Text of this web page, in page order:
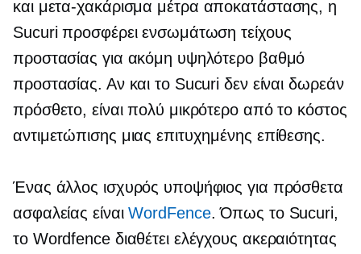
και μετα-χακάρισμα μέτρα αποκατάστασης, η
Sucuri προσφέρει ενσωμάτωση τείχους
προστασίας για ακόμη υψηλότερο βαθμό
προστασίας. Αν και το Sucuri δεν είναι δωρεάν
πρόσθετο, είναι πολύ μικρότερο από το κόστος
αντιμετώπισης μιας επιτυχημένης επίθεσης.
Ένας άλλος ισχυρός υποψήφιος για πρόσθετα
ασφαλείας είναιWordFence. Όπως το Sucuri,
το Wordfence διαθέτει ελέγχους ακεραιότητας